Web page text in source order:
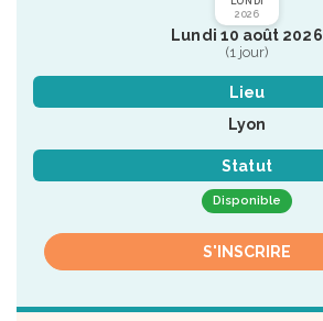
2026
Lundi 10 août 2026
(1 jour)
Lieu
Lyon
Statut
Disponible
S'INSCRIRE